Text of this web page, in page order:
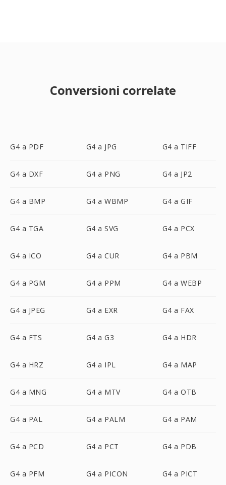
Conversioni correlate
G4 a PDF G4 a JPG G4 a TIFF
G4 a DXF G4 a PNG G4 a JP2
G4 a BMP G4 a WBMP G4 a GIF
G4 a TGA G4 a SVG G4 a PCX
G4 a ICO G4 a CUR G4 a PBM
G4 a PGM G4 a PPM G4 a WEBP
G4 a JPEG G4 a EXR G4 a FAX
G4 a FTS G4 a G3 G4 a HDR
G4 a HRZ G4 a IPL G4 a MAP
G4 a MNG G4 a MTV G4 a OTB
G4 a PAL G4 a PALM G4 a PAM
G4 a PCD G4 a PCT G4 a PDB
G4 a PFM G4 a PICON G4 a PICT